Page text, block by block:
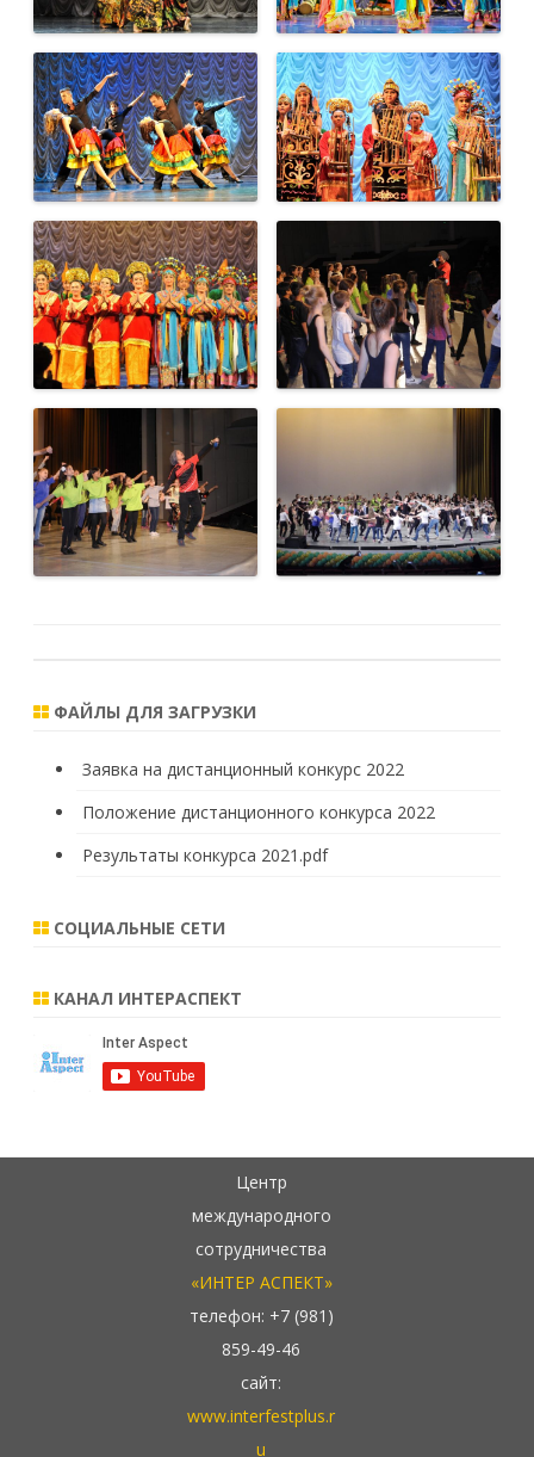
ФАЙЛЫ ДЛЯ ЗАГРУЗКИ
Заявка на дистанционный конкурс 2022
Положение дистанционного конкурса 2022
Результаты конкурса 2021.pdf
СОЦИАЛЬНЫЕ СЕТИ
КАНАЛ ИНТЕРАСПЕКТ
Центр
международного
сотрудничества
«ИНТЕР АСПЕКТ»
телефон: +7 (981)
859-49-46
сайт:
www.interfestplus.r
u